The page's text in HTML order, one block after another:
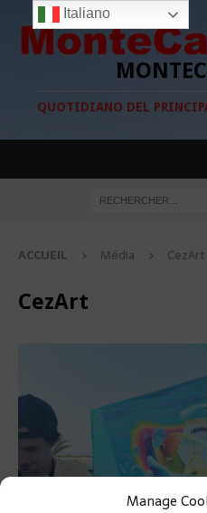
Manage
QUOTIDIANO DEL
ACCUEIL Média CezArt
CezArt
Italiano